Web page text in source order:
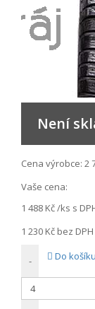
Není
Cena výrobce: 2
Vaše cena:
1 488 Kč/ks s
1 230 Kč bez DPH
- Do košíku